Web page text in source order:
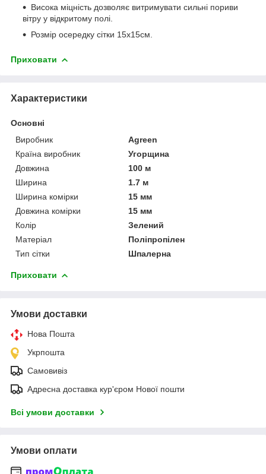
Висока міцність дозволяє витримувати сильні пориви
вітру у відкритому полі.
Розмір осередку сітки 15х15см.
Приховати
Характеристики
Основні
Виробник
Agreen
Країна виробник
Угорщина
Довжина
100 м
Ширина
1.7 м
Ширина комірки
15 мм
Довжина комірки
15 мм
Колір
Зелений
Матеріал
Поліпропілен
Тип сітки
Шпалерна
Приховати
Умови доставки
Нова Пошта
Укрпошта
Самовивіз
Адресна доставка кур'єром Нової пошти
Всі умови доставки
Умови оплати